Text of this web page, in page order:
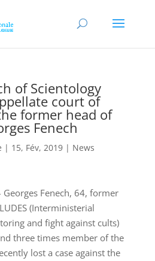
of Scientology
court of
former head of
Fenech
| 15, Fév, 2019| News
Georges Fenech, 64, former
(Interministerial
and fight against cults)
three times member of the
lost a case against the